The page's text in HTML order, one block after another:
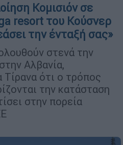
Κομισιόν σε
resort του Κούσνερ
την ένταξή σας»
στενά την
Αλβανία,
ότι ο τρόπος
την κατάσταση
στην πορεία